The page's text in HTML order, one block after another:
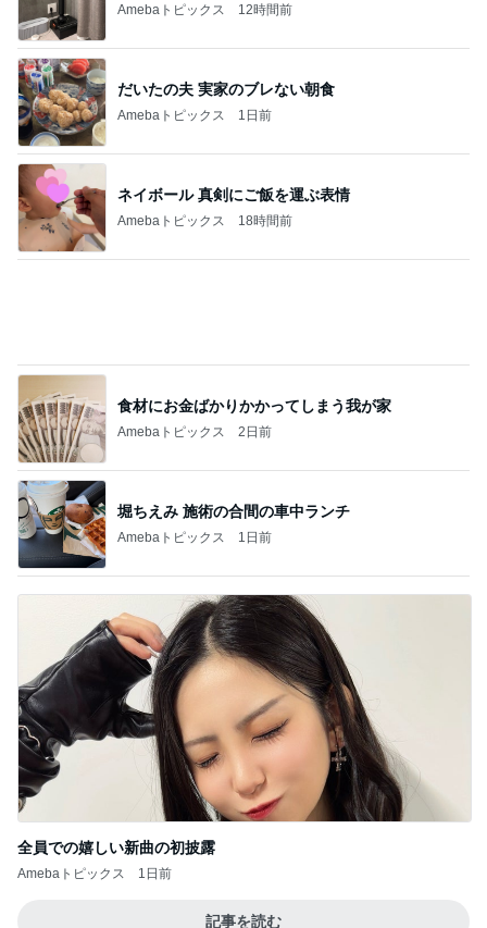
Amebaトピックス 12時間前
だいたの夫 実家のブレない朝食
Amebaトピックス 1日前
ネイボール 真剣にご飯を運ぶ表情
Amebaトピックス 18時間前
堀ちえみ 施術の合間の車中ランチ
Amebaトピックス 1日前
全員での嬉しい新曲の初披露
Amebaトピックス 1日前
記事を読む
Amebaトピックス 1日前